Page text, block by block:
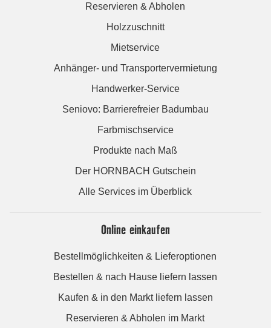
Reservieren & Abholen
Holzzuschnitt
Mietservice
Anhänger- und Transportervermietung
Handwerker-Service
Seniovo: Barrierefreier Badumbau
Farbmischservice
Produkte nach Maß
Der HORNBACH Gutschein
Alle Services im Überblick
Online einkaufen
Bestellmöglichkeiten & Lieferoptionen
Bestellen & nach Hause liefern lassen
Kaufen & in den Markt liefern lassen
Reservieren & Abholen im Markt